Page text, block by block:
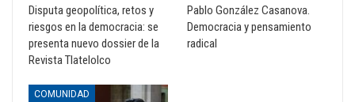
Disputa geopolítica, retos y
riesgos en la democracia: se
presenta nuevo dossier de la
Revista Tlatelolco
Pablo González Casanova.
Democracia y pensamiento
radical
COMUNIDAD